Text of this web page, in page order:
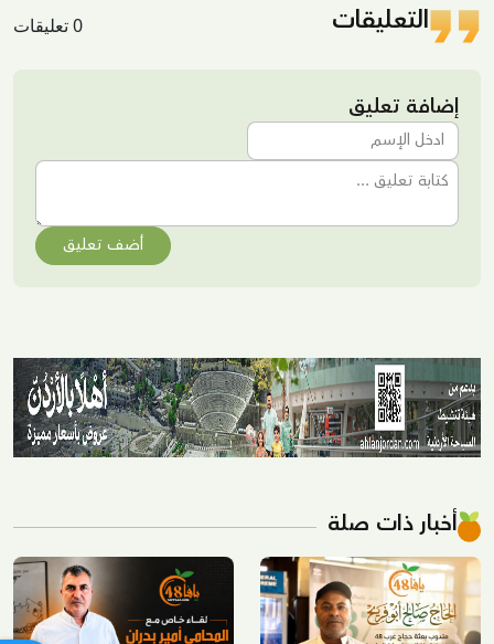
التعليقات 0 تعليقات
إضافة تعليق
أضف تعليق
أخبار ذات صلة